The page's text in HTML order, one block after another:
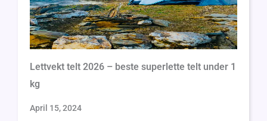
Lettvekt telt 2026 – beste superlette telt under 1
kg
April 15, 2024